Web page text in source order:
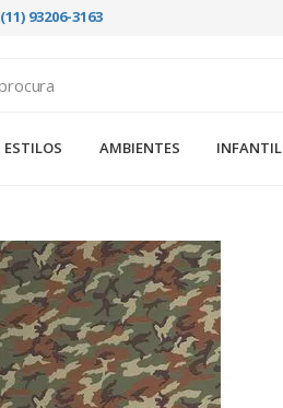
(11) 93206-3163
ESTILOS AMBIENTES INFANTIL